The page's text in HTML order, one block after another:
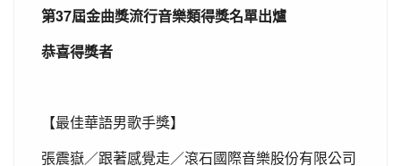
第37屆金曲獎流行音樂類得獎名單出爐
恭喜得獎者
【最佳華語男歌手獎】
張震嶽／跟著感覺走／滾石國際音樂股份有限公司